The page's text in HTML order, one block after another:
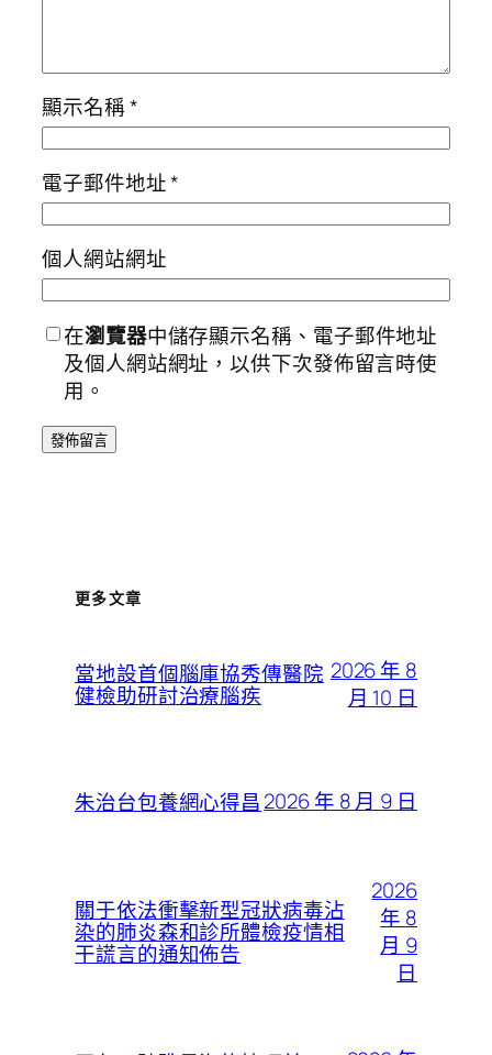
顯示名稱*
電子郵件地址*
個人網站網址
在瀏覽器中儲存顯示名稱、電子郵件地址
及個人網站網址，以供下次發佈留言時使
用。
更多文章
當地設首個腦庫協秀傳醫院
健檢助研討治療腦疾
2026 年 8
月 10 日
朱治台包養網心得昌2026 年 8 月 9 日
關于依法衝擊新型冠狀病毒沾
染的肺炎森和診所體檢疫情相
干謊言的通知佈告
2026
年 8
月 9
日